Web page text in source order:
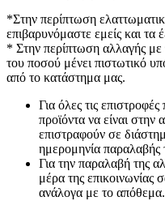
*Στην περίπτωση
επιβαρυνόμαστε εμείς και τα
* Στην περίπτωση αλλαγής με
του ποσού μένει πιστωτικό
από το κατάστημα μας.
Για όλες τις
προϊόντα να είναι στην
επιστραφούν σε
ημερομηνία παραλαβής
Για την παραλαβή της
μέρα της επικοινωνίας
ανάλογα με το απόθεμα.